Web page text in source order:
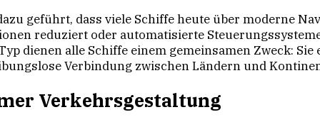
geführt, dass viele Schiffe heute über moderne
reduziert oder automatisierte
dienen alle Schiffe einem gemeinsamen Zweck:
Verbindung zwischen Ländern und
Verkehrsgestaltung